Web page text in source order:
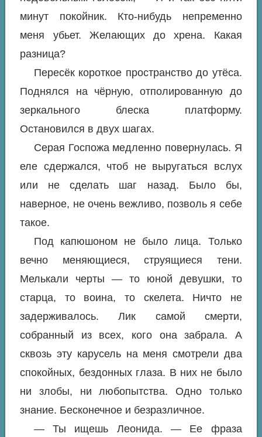
минут покойник. Кто-нибудь непременно
меня убьет. Желающих до хрена. Какая
разница?
Пересёк короткое пространство до утёса.
Поднялся на чёрную, отполированную до
зеркального блеска платформу.
Остановился в двух шагах.
Серая Госпожа медленно повернулась. Я
еле сдержался, чтоб не выругаться вслух
или не сделать шаг назад. Было бы,
наверное, не очень вежливо, позволь я себе
такое.
Под капюшоном не было лица. Только
вечно меняющиеся, струящиеся тени.
Мелькали черты — то юной девушки, то
старца, то воина, то скелета. Ничто не
задерживалось. Лик самой смерти,
собранный из всех, кого она забрала. А
сквозь эту карусель на меня смотрели два
спокойных, бездонных глаза. В них не было
ни злобы, ни любопытства. Одно только
знание. Бесконечное и безразличное.
— Ты ищешь Леонида. — Ее фраза